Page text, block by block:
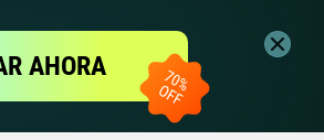
AHORA